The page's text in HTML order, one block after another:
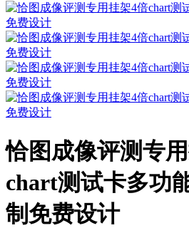
恰图成像评测专
chart测试卡多功
制免费设计